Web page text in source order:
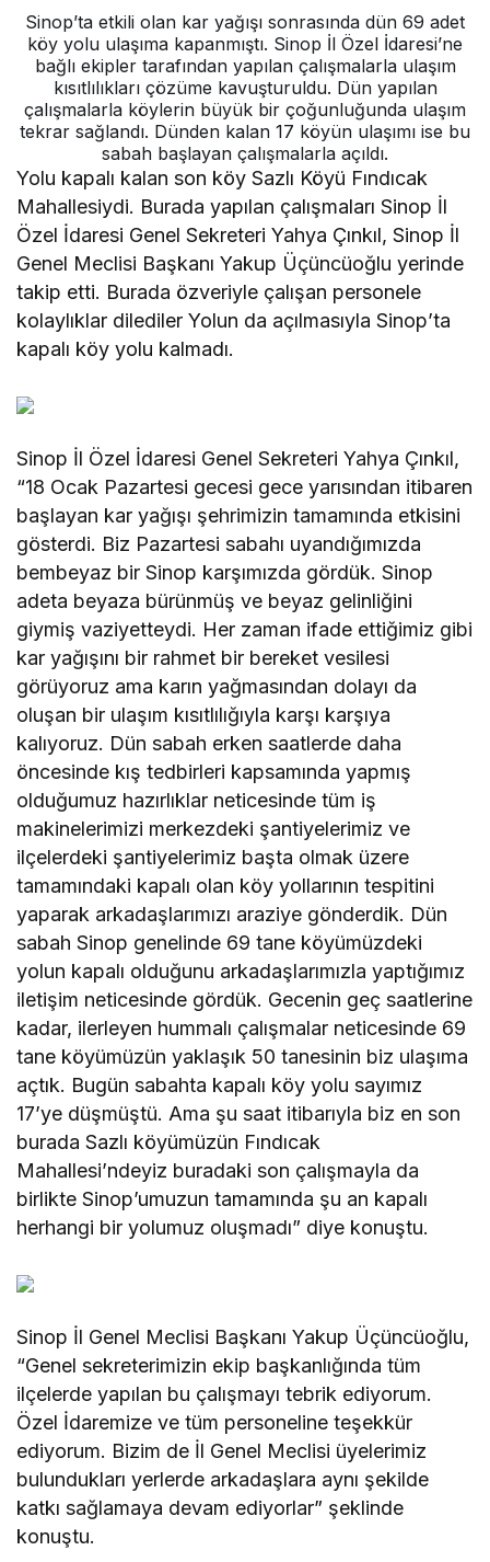
Sinop’ta etkili olan kar yağışı sonrasında dün 69 adet
köy yolu ulaşıma kapanmıştı. Sinop İl Özel İdaresi’ne
bağlı ekipler tarafından yapılan çalışmalarla ulaşım
kısıtlılıkları çözüme kavuşturuldu. Dün yapılan
çalışmalarla köylerin büyük bir çoğunluğunda ulaşım
tekrar sağlandı. Dünden kalan 17 köyün ulaşımı ise bu
sabah başlayan çalışmalarla açıldı.
Yolu kapalı kalan son köy Sazlı Köyü Fındıcak
Mahallesiydi. Burada yapılan çalışmaları Sinop İl
Özel İdaresi Genel Sekreteri Yahya Çınkıl, Sinop İl
Genel Meclisi Başkanı Yakup Üçüncüoğlu yerinde
takip etti. Burada özveriyle çalışan personele
kolaylıklar dilediler Yolun da açılmasıyla Sinop’ta
kapalı köy yolu kalmadı.
Sinop İl Özel İdaresi Genel Sekreteri Yahya Çınkıl,
“18 Ocak Pazartesi gecesi gece yarısından itibaren
başlayan kar yağışı şehrimizin tamamında etkisini
gösterdi. Biz Pazartesi sabahı uyandığımızda
bembeyaz bir Sinop karşımızda gördük. Sinop
adeta beyaza bürünmüş ve beyaz gelinliğini
giymiş vaziyetteydi. Her zaman ifade ettiğimiz gibi
kar yağışını bir rahmet bir bereket vesilesi
görüyoruz ama karın yağmasından dolayı da
oluşan bir ulaşım kısıtlılığıyla karşı karşıya
kalıyoruz. Dün sabah erken saatlerde daha
öncesinde kış tedbirleri kapsamında yapmış
olduğumuz hazırlıklar neticesinde tüm iş
makinelerimizi merkezdeki şantiyelerimiz ve
ilçelerdeki şantiyelerimiz başta olmak üzere
tamamındaki kapalı olan köy yollarının tespitini
yaparak arkadaşlarımızı araziye gönderdik. Dün
sabah Sinop genelinde 69 tane köyümüzdeki
yolun kapalı olduğunu arkadaşlarımızla yaptığımız
iletişim neticesinde gördük. Gecenin geç saatlerine
kadar, ilerleyen hummalı çalışmalar neticesinde 69
tane köyümüzün yaklaşık 50 tanesinin biz ulaşıma
açtık. Bugün sabahta kapalı köy yolu sayımız
17’ye düşmüştü. Ama şu saat itibarıyla biz en son
burada Sazlı köyümüzün Fındıcak
Mahallesi’ndeyiz buradaki son çalışmayla da
birlikte Sinop’umuzun tamamında şu an kapalı
herhangi bir yolumuz oluşmadı” diye konuştu.
Sinop İl Genel Meclisi Başkanı Yakup Üçüncüoğlu,
“Genel sekreterimizin ekip başkanlığında tüm
ilçelerde yapılan bu çalışmayı tebrik ediyorum.
Özel İdaremize ve tüm personeline teşekkür
ediyorum. Bizim de İl Genel Meclisi üyelerimiz
bulundukları yerlerde arkadaşlara aynı şekilde
katkı sağlamaya devam ediyorlar” şeklinde
konuştu.